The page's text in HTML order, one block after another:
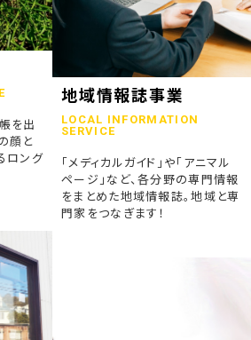
認定されました
」を発行しました
化！
」がメディアに紹介されました
ジオご出演
を出
顔と
ロング
地域情報誌事業
LOCAL INFORMATION
SERVICE
「メディカルガイド」や「アニマル
ページ」など、各分野の専門情報
をまとめた地域情報誌。地域と専
門家をつなぎます！